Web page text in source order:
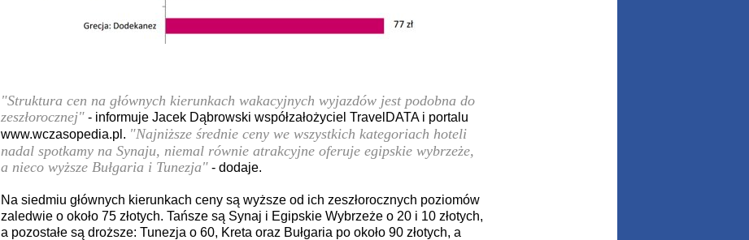
"Struktura cen na głównych kierunkach wakacyjnych wyjazdów jest podobna do
zeszłorocznej"- informuje Jacek Dąbrowski współzałożyciel TravelDATA i portalu
www.wczasopedia.pl. "Najniższe średnie ceny we wszystkich kategoriach hoteli
nadal spotkamy na Synaju, niemal równie atrakcyjne oferuje egipskie wybrzeże,
a nieco wyższe Bułgaria i Tunezja"- dodaje.
Na siedmiu głównych kierunkach ceny są wyższe od ich zeszłorocznych poziomów
zaledwie o około 75 złotych. Tańsze są Synaj i Egipskie Wybrzeże o 20 i 10 złotych,
a pozostałe są droższe: Tunezja o 60, Kreta oraz Bułgaria po około 90 złotych, a